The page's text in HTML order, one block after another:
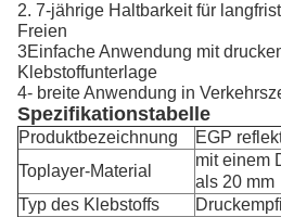
2. 7-jährige Haltbarkeit für
Freien
3Einfache Anwendung mit
Klebstoffunterlage
4- breite Anwendung in
Spezifikationstabelle
Produktbezeichnung
EGP
Toplayer-Material
mit einem
als 20 mm
Typ des Klebstoffs